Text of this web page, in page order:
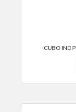
CUBO IND